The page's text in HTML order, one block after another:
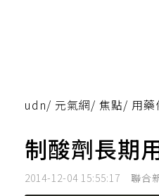
udn/ 元氣網/ 焦點/ 用藥
制酸劑長期
2014-12-04 15:55:17 聯合